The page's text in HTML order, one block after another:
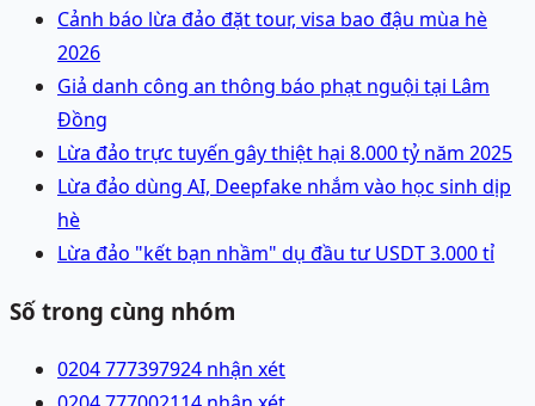
Cảnh báo lừa đảo đặt tour, visa bao đậu mùa hè
2026
Giả danh công an thông báo phạt nguội tại Lâm
Đồng
Lừa đảo trực tuyến gây thiệt hại 8.000 tỷ năm 2025
Lừa đảo dùng AI, Deepfake nhắm vào học sinh dịp
hè
Lừa đảo "kết bạn nhầm" dụ đầu tư USDT 3.000 tỉ
Số trong cùng nhóm
0204 777397924 nhận xét